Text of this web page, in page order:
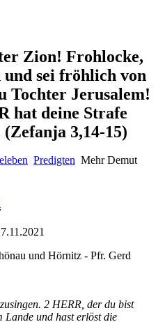
Zion! Frohlocke,
sei fröhlich von
Tochter Jerusalem!
hat deine Strafe
(Zefanja 3,14-15)
Predigten Mehr Demut
und Hörnitz - Pfr. Gerd
2 HERR, der du bist
Lande und hast erlöst die